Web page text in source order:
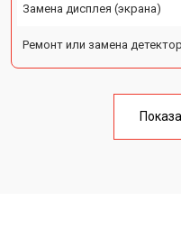
Замена дисплея (экрана)
Ремонт или замена